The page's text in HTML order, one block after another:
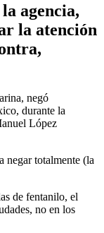
agencia,
la atención
negó
durante la
López
negar totalmente (la
de fentanilo, el
no en los